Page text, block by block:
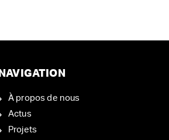
NAVIGATION
À propos de nous
Actus
Projets